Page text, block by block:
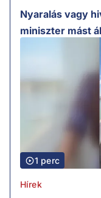
Nyaralás vagy
miniszter mást
1 perc
Hírek